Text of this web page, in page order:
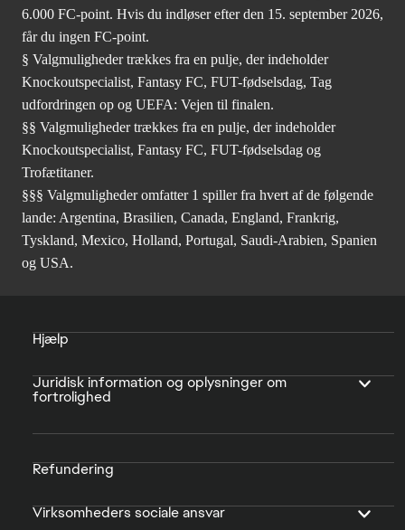
6.000 FC-point. Hvis du indløser efter den 15. september 2026,
får du ingen FC-point.
§ Valgmuligheder trækkes fra en pulje, der indeholder
Knockoutspecialist, Fantasy FC, FUT-fødselsdag, Tag
udfordringen op og UEFA: Vejen til finalen.
§§ Valgmuligheder trækkes fra en pulje, der indeholder
Knockoutspecialist, Fantasy FC, FUT-fødselsdag og
Trofætitaner.
§§§ Valgmuligheder omfatter 1 spiller fra hvert af de følgende
lande: Argentina, Brasilien, Canada, England, Frankrig,
Tyskland, Mexico, Holland, Portugal, Saudi-Arabien, Spanien
og USA.
Hjælp
Juridisk information og oplysninger om
fortrolighed
Refundering
Virksomheders sociale ansvar